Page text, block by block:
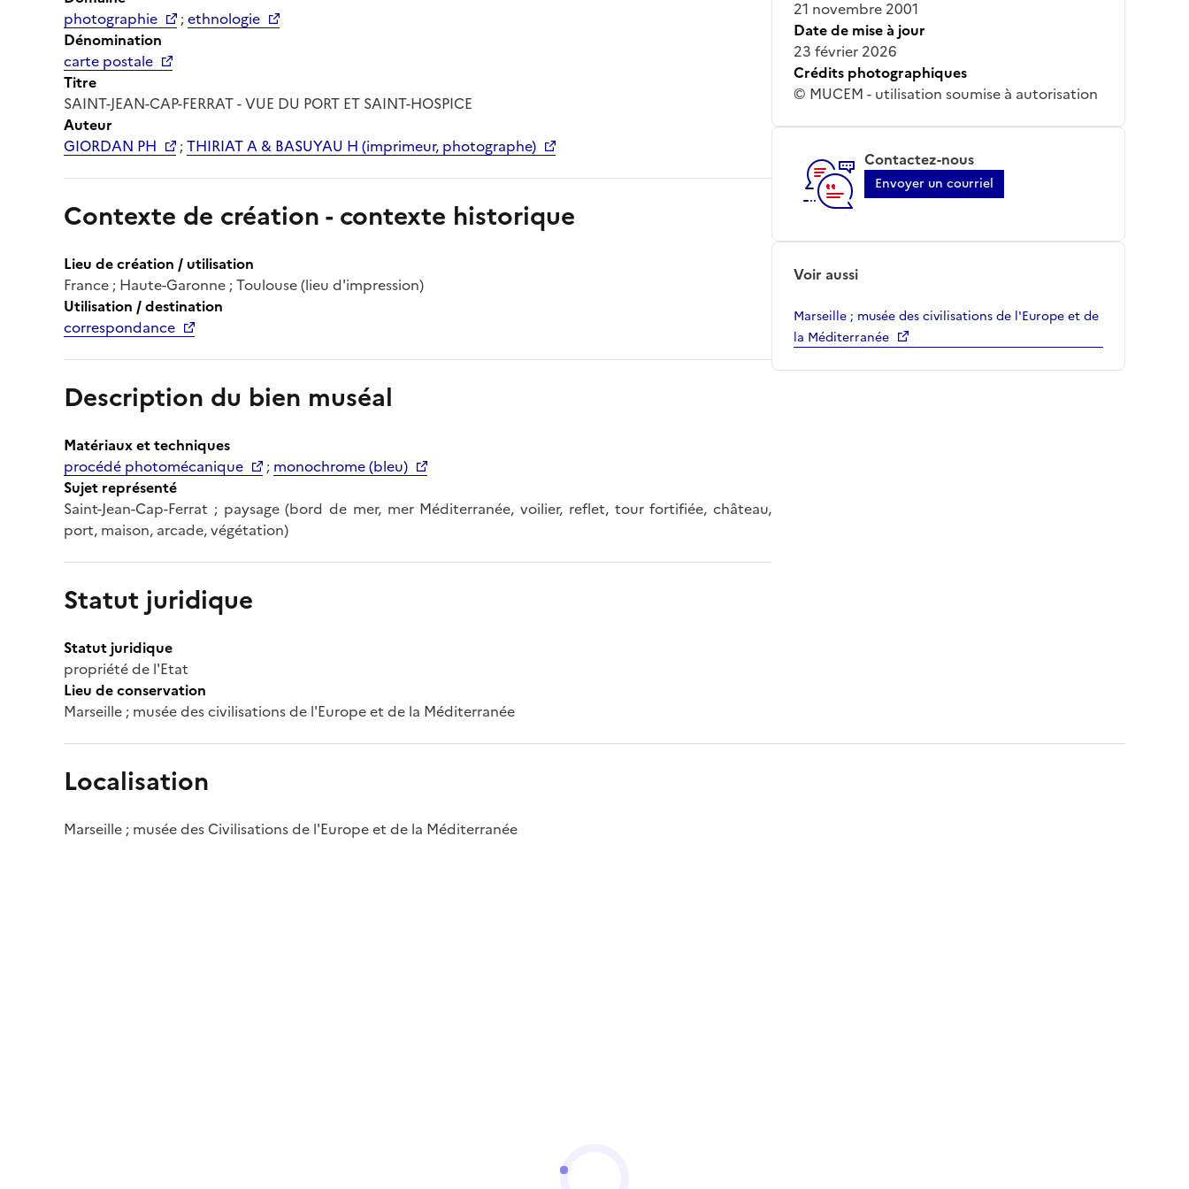
photographie
;ethnologie
Dénomination
carte postale
Titre
SAINT-JEAN-CAP-FERRAT - VUE DU PORT ET SAINT-HOSPICE
Auteur
GIORDAN PH
;THIRIAT A & BASUYAU H (imprimeur, photographe)
Contexte de création - contexte historique
Lieu de création / utilisation
France ; Haute-Garonne ; Toulouse (lieu d'impression)
Utilisation / destination
correspondance
Description du bien muséal
Matériaux et techniques
procédé photomécanique
; monochrome (bleu)
Sujet représenté
Saint-Jean-Cap-Ferrat ; paysage (bord de mer, mer Méditerranée, voilier, reflet, tour fortifiée, château,
port, maison, arcade, végétation)
Statut juridique
Statut juridique
propriété de l'Etat
Lieu de conservation
Marseille ; musée des civilisations de l'Europe et de la Méditerranée
21 novembre 2001
Date de mise à jour
23 février 2026
Crédits photographiques
© MUCEM - utilisation soumise à autorisation
Contactez-nous
Envoyer un courriel
Voir aussi
Marseille ; musée des civilisations de l'Europe et de
la Méditerranée
Localisation
Marseille ; musée des Civilisations de l'Europe et de la Méditerranée